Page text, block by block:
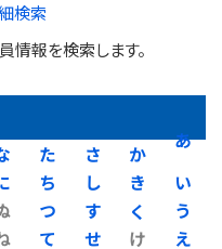
検索
情報を検索します。
あ
い
う
え
か
き
く
け
さ
し
す
せ
た
ち
つ
て